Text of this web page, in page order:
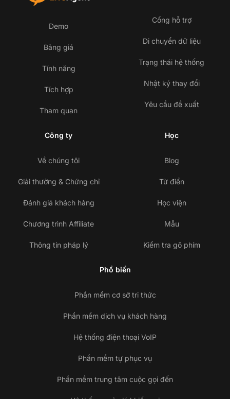
Demo
Bảng giá
Tính năng
Tích hợp
Tham quan
Cổng hỗ trợ
Di chuyển dữ liệu
Trạng thái hệ thống
Nhật ký thay đổi
Yêu cầu đề xuất
Công ty
Về chúng tôi
Giải thưởng & Chứng chỉ
Đánh giá khách hàng
Chương trình Affiliate
Thông tin pháp lý
Học
Blog
Từ điển
Học viện
Mẫu
Kiểm tra gõ phím
Phổ biến
Phần mềm cơ sở tri thức
Phần mềm dịch vụ khách hàng
Hệ thống điện thoại VoIP
Phần mềm tự phục vụ
Phần mềm trung tâm cuộc gọi đến